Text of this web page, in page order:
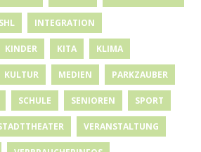
INTEGRATION
KINDER KITA KLIMA
KULTUR MEDIEN PARKZAUBER
SCHULE SENIOREN SPORT
VERANSTALTUNG